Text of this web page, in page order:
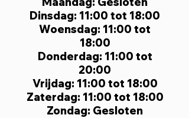
Dinsdag: 11:00 tot 18:00
Woensdag: 11:00 tot
18:00
Donderdag: 11:00 tot
20:00
Vrijdag: 11:00 tot 18:00
Zaterdag: 11:00 tot 18:00
Zondag: Gesloten